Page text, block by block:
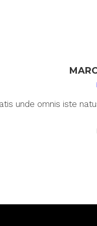
unde omnis iste